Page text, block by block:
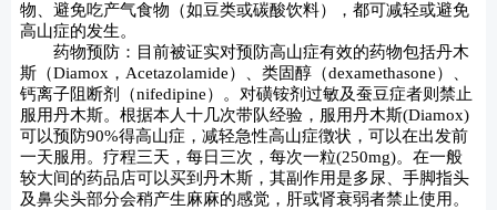
物、避免吃产气食物（如豆类或碳酸饮料），都可减轻或避免
高山症的发生。
药物预防：目前被证实对预防高山症有效的药物包括丹木
斯（Diamox，Acetazolamide）、类固醇（dexamethasone）、
钙离子阻断剂（nifedipine）。对磺铵剂过敏及蚕豆症者则禁止
服用丹木斯。根据本人十几次带队经验，服用丹木斯(Diamox)
可以预防90%得高山症，减轻急性高山症徴状，可以在出发前
一天服用。疗程三天，每日三次，每次一粒(250mg)。在一般
较大间的药品店可以买到丹木斯，其副作用是多尿、手脚指头
及鼻尖头部分会稍产生麻麻的感觉，肝或肾衰弱者禁止使用。